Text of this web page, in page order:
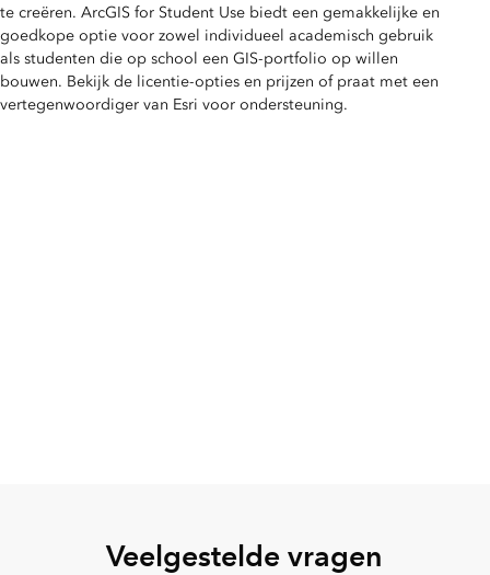
te creëren. ArcGIS for Student Use biedt een gemakkelijke en
goedkope optie voor zowel individueel academisch gebruik
als studenten die op school een GIS-portfolio op willen
bouwen. Bekijk de licentie-opties en prijzen of praat met een
vertegenwoordiger van Esri voor ondersteuning.
Veelgestelde vragen